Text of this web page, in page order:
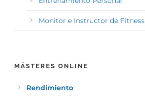
Monitor e Instructor de Fitness
MÁSTERES ONLINE
Rendimiento